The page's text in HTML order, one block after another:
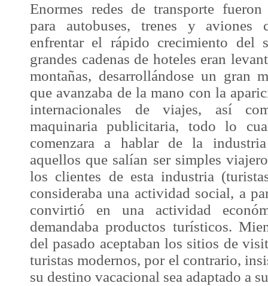
Enormes redes de transporte fueron
para autobuses, trenes y
enfrentar el rápido crecimiento del
grandes cadenas de hoteles eran
montañas, desarrollándose un gran
que avanzaba de la mano con la
internacionales de viajes, así
maquinaria publicitaria, todo lo
comenzara a hablar de la
aquellos que salían ser simples
los clientes de esta industria
consideraba una actividad social, a
convirtió en una actividad
demandaba productos turísticos.
del pasado aceptaban los sitios de
turistas modernos, por el contrario,
su destino vacacional sea adaptado a